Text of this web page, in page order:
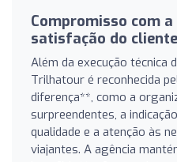
Compromisso com
satisfação do cliente
Além da execução técnica
Trilhatour é reconhecida
diferença**, como a
surpreendentes, a
qualidade e a atenção às
viajantes. A agência